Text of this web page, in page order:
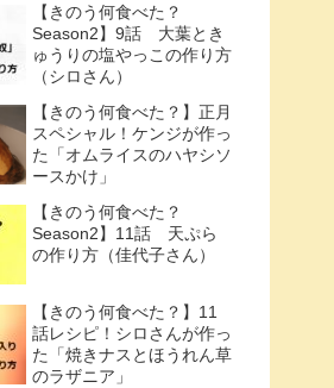
【きのう何食べた？
Season2】9話 大葉とき
ゅうりの塩やっこの作り方
（シロさん）
【きのう何食べた？】正月
スペシャル！ケンジが作っ
た「オムライスのハヤシソ
ースかけ」
【きのう何食べた？
Season2】11話 天ぷら
の作り方（佳代子さん）
【きのう何食べた？】11
話レシピ！シロさんが作っ
た「焼きナスとほうれん草
のラザニア」